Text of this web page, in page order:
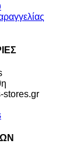
stores.gr